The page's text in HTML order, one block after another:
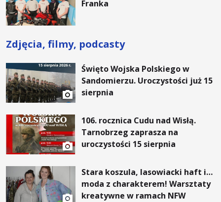
Franka
Zdjęcia, filmy, podcasty
Święto Wojska Polskiego w
Sandomierzu. Uroczystości już 15
sierpnia
106. rocznica Cudu nad Wisłą.
Tarnobrzeg zaprasza na
uroczystości 15 sierpnia
Stara koszula, lasowiacki haft i…
moda z charakterem! Warsztaty
kreatywne w ramach NFW